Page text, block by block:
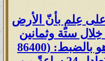
على عِلمٍ بأنّ الأرض
ستة وثمانين
ألفًا وأربعمائة جُزءٍ وهو بالضبط: (86400